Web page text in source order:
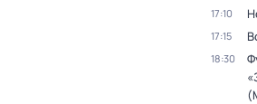
17:10
17:15
18:30